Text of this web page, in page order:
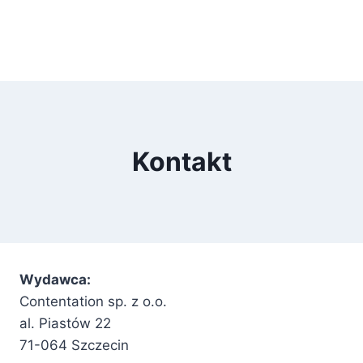
Kontakt
Wydawca:
Contentation sp. z o.o.
al. Piastów 22
71-064 Szczecin